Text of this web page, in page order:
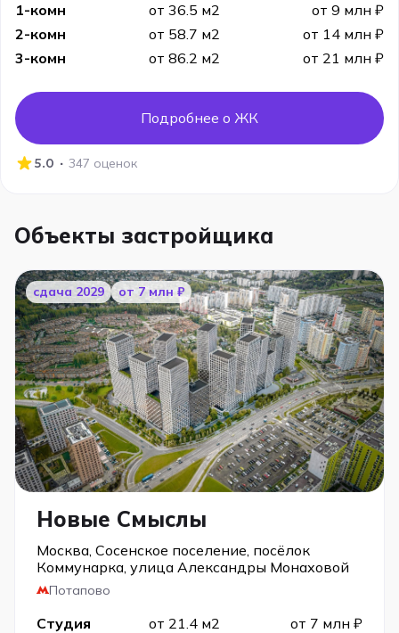
1-комн
от 36.5 м2
от 9 млн ₽
2-комн
от 58.7 м2
от 14 млн ₽
3-комн
от 86.2 м2 от 21 млн ₽
Подробнее о ЖК
5.0 · 347 оценок
Объекты застройщика
cдача 2029 от 7 млн ₽
Новые Смыслы
Москва, Сосенское поселение, посёлок
Коммунарка, улица Александры Монаховой
Потапово
Студия от 21.4 м2
от 7 млн ₽